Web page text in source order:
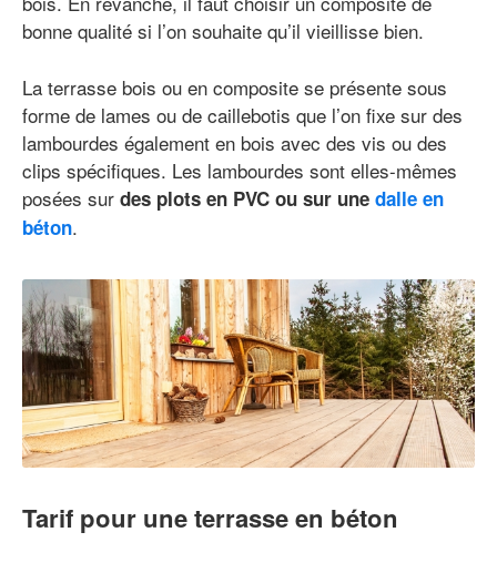
bonne qualité si l’on souhaite qu’il vieillisse bien.
La terrasse bois ou en composite se présente sous
forme de lames ou de caillebotis que l’on fixe sur des
lambourdes également en bois avec des vis ou des
clips spécifiques. Les lambourdes sont elles-mêmes
posées sur des plots en PVC ou sur une dalle en
béton.
Tarif pour une terrasse en béton